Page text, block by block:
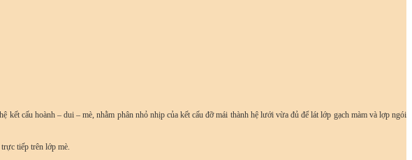
cấu hoành – dui – mè, nhằm phân nhỏ nhịp của kết cấu đỡ mái thành hệ lưới vừa đủ để lát lớp gạch màm và lợp ngói
tiếp trên lớp mè.